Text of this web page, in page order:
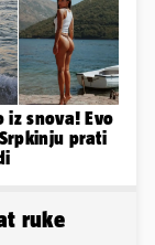
iz snova! Evo
prati
ruke